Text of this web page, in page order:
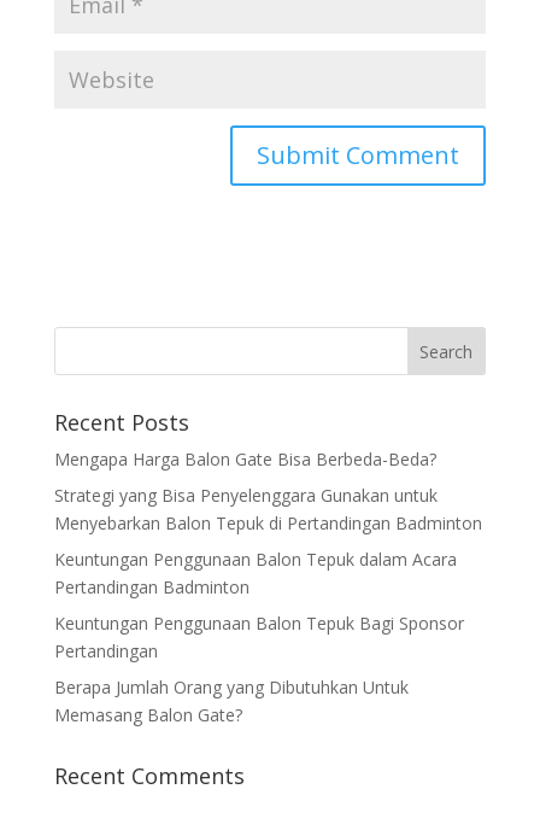
Recent Posts
Mengapa Harga Balon Gate Bisa Berbeda-Beda?
Strategi yang Bisa Penyelenggara Gunakan untuk
Menyebarkan Balon Tepuk di Pertandingan Badminton
Keuntungan Penggunaan Balon Tepuk dalam Acara
Pertandingan Badminton
Keuntungan Penggunaan Balon Tepuk Bagi Sponsor
Pertandingan
Berapa Jumlah Orang yang Dibutuhkan Untuk
Memasang Balon Gate?
Recent Comments